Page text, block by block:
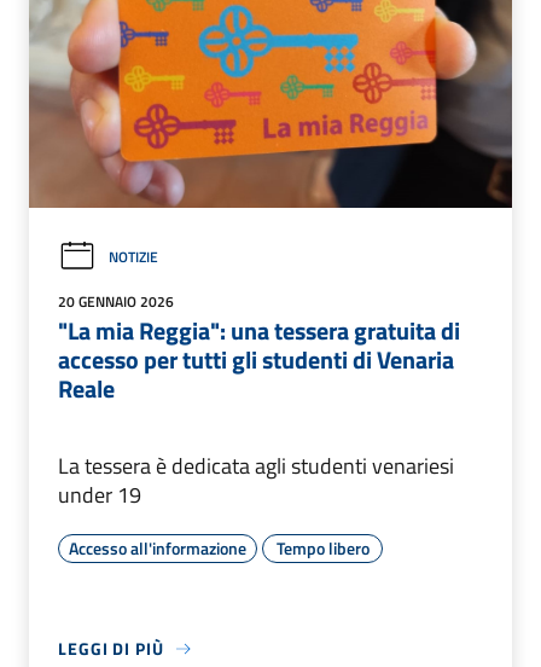
NOTIZIE
20 GENNAIO 2026
"La mia Reggia": una tessera gratuita di
accesso per tutti gli studenti di Venaria
Reale
La tessera è dedicata agli studenti venariesi
under 19
Accesso all'informazione Tempo libero
LEGGI DI PIÙ